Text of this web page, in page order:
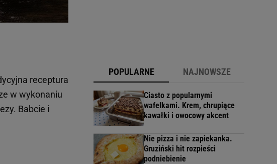
receptura
w wykonaniu
Babcie i
POPULARNE NAJNOWSZE
Ciasto z popularnymi
wafelkami. Krem, chrupiące
kawałki i owocowy akcent
Nie pizza i nie zapiekanka.
Gruziński hit rozpieści
podniebienie